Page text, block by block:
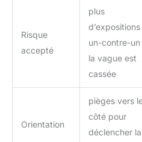
Risque
accepté
plus
un-contre-un
la vague est
cassée
Orientation
pièges vers
côté pour
déclencher la